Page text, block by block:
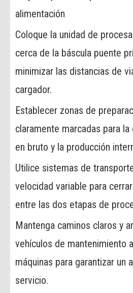
alimentación
Coloque la unidad de
cerca de la báscula puente
minimizar las distancias de
cargador.
Establecer zonas de
claramente marcadas para
en bruto y la producción
Utilice sistemas de
velocidad variable para
entre las dos etapas de
Mantenga caminos claros y
vehículos de mantenimiento
máquinas para garantizar un
servicio.